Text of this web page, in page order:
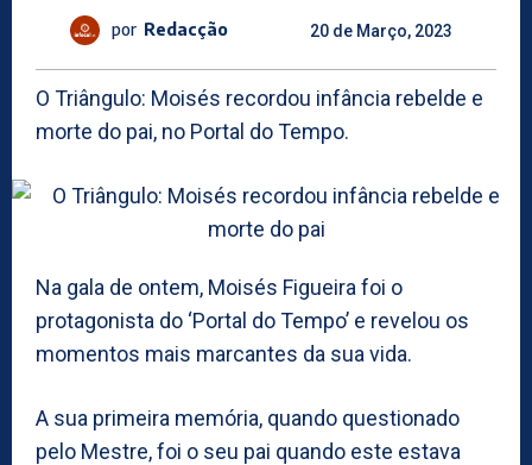
por Redacção 20 de Março, 2023
O Triângulo: Moisés recordou infância rebelde e
morte do pai, no Portal do Tempo.
Na gala de ontem, Moisés Figueira foi o
protagonista do ‘Portal do Tempo’ e revelou os
momentos mais marcantes da sua vida.
A sua primeira memória, quando questionado
pelo Mestre, foi o seu pai quando este estava